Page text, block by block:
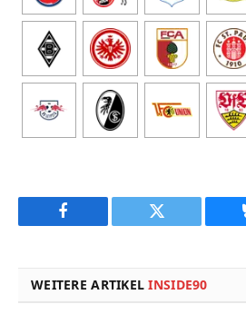
Facebook Twitter
WEITERE ARTIKELINSIDE90